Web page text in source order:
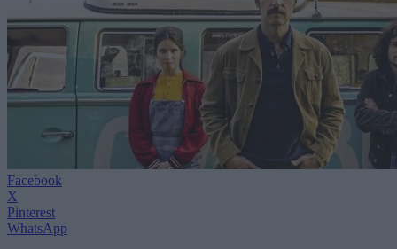
Facebook
X
Pinterest
WhatsApp